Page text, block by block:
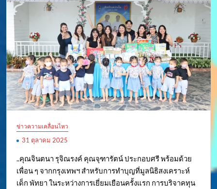
ข่าวความเคลื่อนไหว
31 ตุลาคม 2025
..คุณจินตนา รุจิณรงค์ คุณจุฑารัตน์ ประกอบศรี พร้อมด้วย
เพื่อน ๆ จากกรุงเทพฯ สำหรับการทำบุญที่มูลนิธิสงเคราะห์
เด็ก พัทยา ในระหว่างการเยี่ยมเยือนครั้งแรก การบริจาคทุน